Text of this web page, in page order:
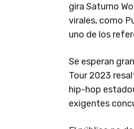
gira Saturno
virales, como
uno de los
Se esperan
Tour 2023
hip-hop
exigentes